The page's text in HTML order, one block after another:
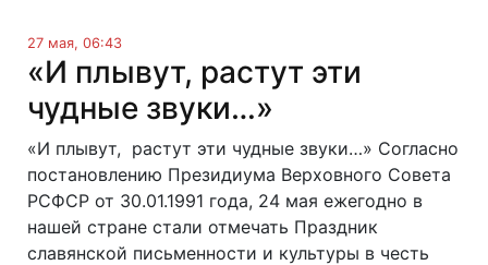
27 мая, 06:43
«И плывут, растут эти
чудные звуки…»
«И плывут, растут эти чудные звуки…» Согласно
постановлению Президиума Верховного Совета
РСФСР от 30.01.1991 года, 24 мая ежегодно в
нашей стране стали отмечать Праздник
славянской письменности и культуры в честь